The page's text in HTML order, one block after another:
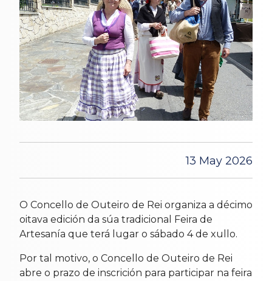
13 May 2026
O Concello de Outeiro de Rei organiza a décimo
oitava edición da súa tradicional Feira de
Artesanía que terá lugar o sábado 4 de xullo.
Por tal motivo, o Concello de Outeiro de Rei
abre o prazo de inscrición para participar na feira